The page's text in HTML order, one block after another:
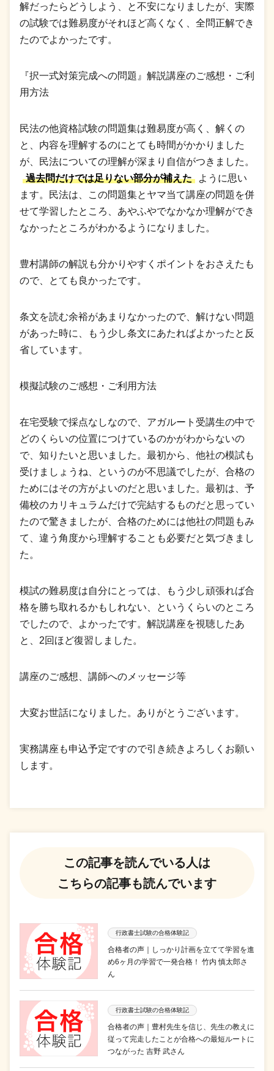
解だったらどうしよう、と不安になりましたが、実際
の試験では難易度がそれほど高くなく、全問正解でき
たのでよかったです。
『択一式対策完成への問題』解説講座のご感想・ご利
用方法
民法の他資格試験の問題集は難易度が高く、解くの
と、内容を理解するのにとても時間がかかりました
が、民法についての理解が深まり自信がつきました。
過去問だけでは足りない部分が補えた
ように思い
ます。民法は、この問題集とヤマ当て講座の問題を併
せて学習したところ、あやふやでなかなか理解ができ
なかったところがわかるようになりました。
豊村講師の解説も分かりやすくポイントをおさえたも
ので、とても良かったです。
条文を読む余裕があまりなかったので、解けない問題
があった時に、もう少し条文にあたればよかったと反
省しています。
模擬試験のご感想・ご利用方法
在宅受験で採点なしなので、アガルート受講生の中で
どのくらいの位置につけているのかがわからないの
で、知りたいと思いました。最初から、他社の模試も
受けましょうね、というのが不思議でしたが、合格の
ためにはその方がよいのだと思いました。最初は、予
備校のカリキュラムだけで完結するものだと思ってい
たので驚きましたが、合格のためには他社の問題もみ
て、違う角度から理解することも必要だと気づきまし
た。
模試の難易度は自分にとっては、もう少し頑張れば合
格を勝ち取れるかもしれない、というくらいのところ
でしたので、よかったです。解説講座を視聴したあ
と、2回ほど復習しました。
講座のご感想、講師へのメッセージ等
大変お世話になりました。ありがとうございます。
実務講座も申込予定ですので引き続きよろしくお願い
します。
この記事を読んでいる人は
こちらの記事も読んでいます
行政書士試験の合格体験記
合格者の声｜しっかり計画を立てて学習を進
め6ヶ月の学習で一発合格！ 竹内 慎太郎さ
ん
行政書士試験の合格体験記
合格者の声｜豊村先生を信じ、先生の教えに
従って完走したことが合格への最短ルートに
つながった 吉野 武さん